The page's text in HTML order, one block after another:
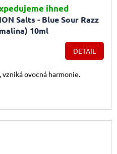
Salts - Blue Sour Razz
10ml
je 5,0 z 5 hvězdiček.
ihned
DETAIL
vzniká ovocná harmonie.